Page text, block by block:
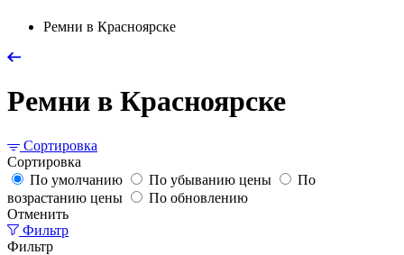
Ремни в Красноярске
Ремни в Красноярске
Сортировка
Сортировка
По умолчанию
По убыванию цены
По
возрастанию цены
По обновлению
Отменить
Фильтр
Фильтр